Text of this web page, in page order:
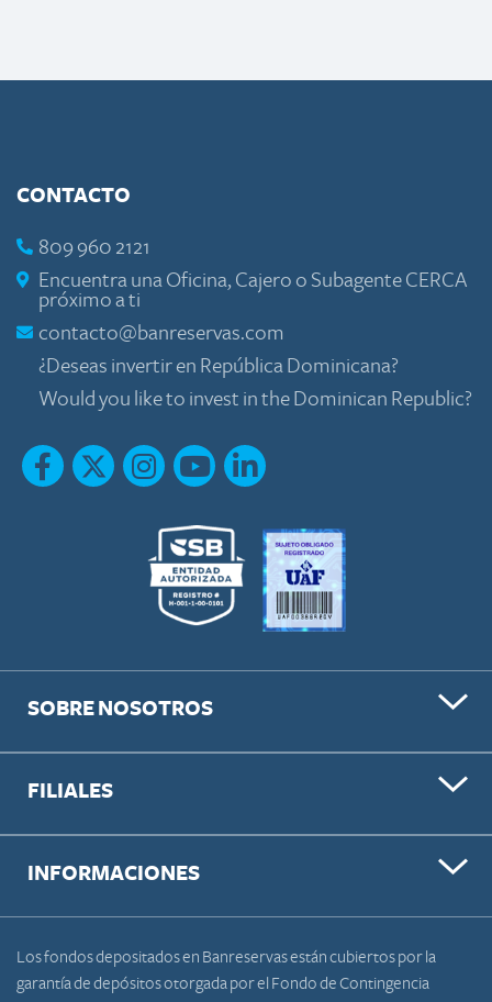
CONTACTO
809 960 2121
Encuentra una Oficina, Cajero o Subagente CERCA
próximo a ti
contacto@banreservas.com
¿Deseas invertir en República Dominicana?
Would you like to invest in the Dominican Republic?
SOBRE NOSOTROS
FILIALES
INFORMACIONES
Los fondos depositados en Banreservas están cubiertos por la
garantía de depósitos otorgada por el Fondo de Contingencia